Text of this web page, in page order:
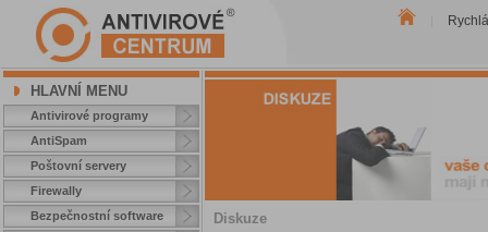
HLAVNÍ MENU
Antivirové programy
AntiSpam
Poštovní servery
Firewally
Bezpečnostní software
Diskuze